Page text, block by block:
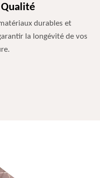
durables et
la longévité de vos